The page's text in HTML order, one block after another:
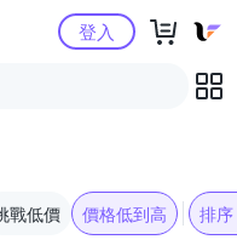
購物中心登入
戰低價 價格低到高 排序